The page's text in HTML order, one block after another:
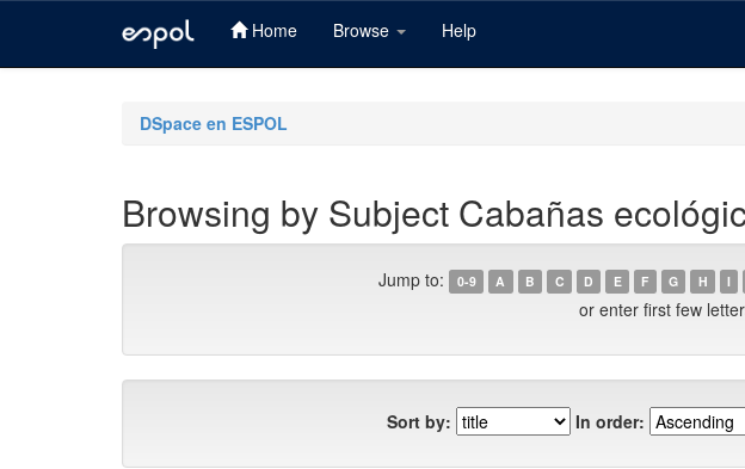
Home Browse Help
DSpace en ESPOL
Browsing by Subject Cabañas
Jump to: 0-9 A B C D E F G H I
or enter first few
Sort by: In order: